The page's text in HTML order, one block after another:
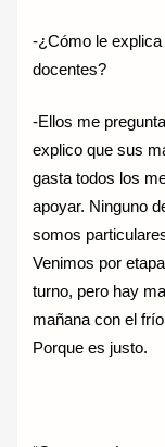
-¿Cómo le
docentes?
-Ellos me
explico que sus
gasta todos los
apoyar. Ninguno
somos
Venimos por
turno, pero hay
mañana con el
Porque es justo.